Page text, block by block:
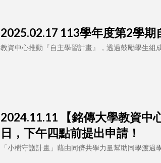
2025.02.17 113學年度第2學期
教資中心推動『自主學習計畫』，透過鼓勵學生
2024.11.11 【銘傳大學教資中
日，下午四點前提出申請！
「小樹守護計畫」藉由同儕共學力量幫助同學渡